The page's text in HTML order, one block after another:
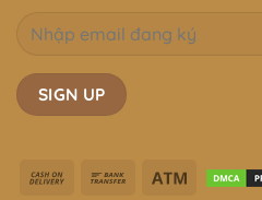
Cash
Bank
Atm